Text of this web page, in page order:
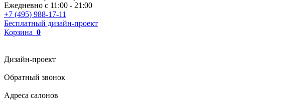
Ежедневно с 11:00 - 21:00
+7 (495) 988-17-11
Бесплатный дизайн-проект
Корзина 0
Дизайн-проект
Обратный звонок
Адреса салонов